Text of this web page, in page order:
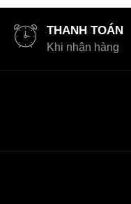
THANH TOÁN
Khi nhận hàng